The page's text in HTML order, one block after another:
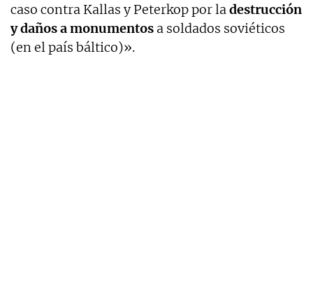
caso contra Kallas y Peterkop por ladestrucción
y daños a monumentos a soldados soviéticos
(en el país báltico)».